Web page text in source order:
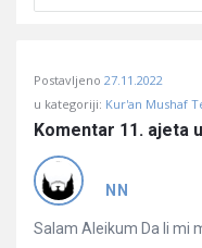
Učene
Latest
Pitanja
Postavljeno 27.11.2022
u kategoriji: Kur'an Mushaf
Komentar 11. ajeta
NN
Salam Aleikum Da li mi